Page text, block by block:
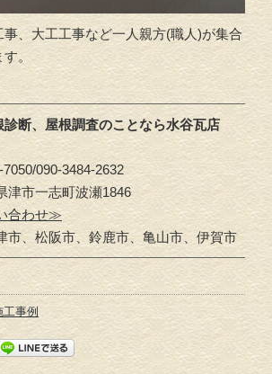
、大工工事など一人親方(職人)が集合
す。
断、屋根調査のことなら水谷瓦店
7050/090-3484-2632
津市一志町波瀬1846
合わせ≫
市、松阪市、鈴鹿市、亀山市、伊賀市
工事例